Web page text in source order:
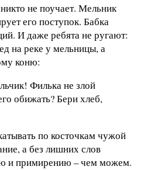
не поучает. Мельник
его поступок. Бабка
И даже ребята не ругают:
на реке у мельницы, а
коню:
Филька не злой
обижать? Бери хлеб,
по косточкам чужой
а без лишних слов
и примирению – чем можем.